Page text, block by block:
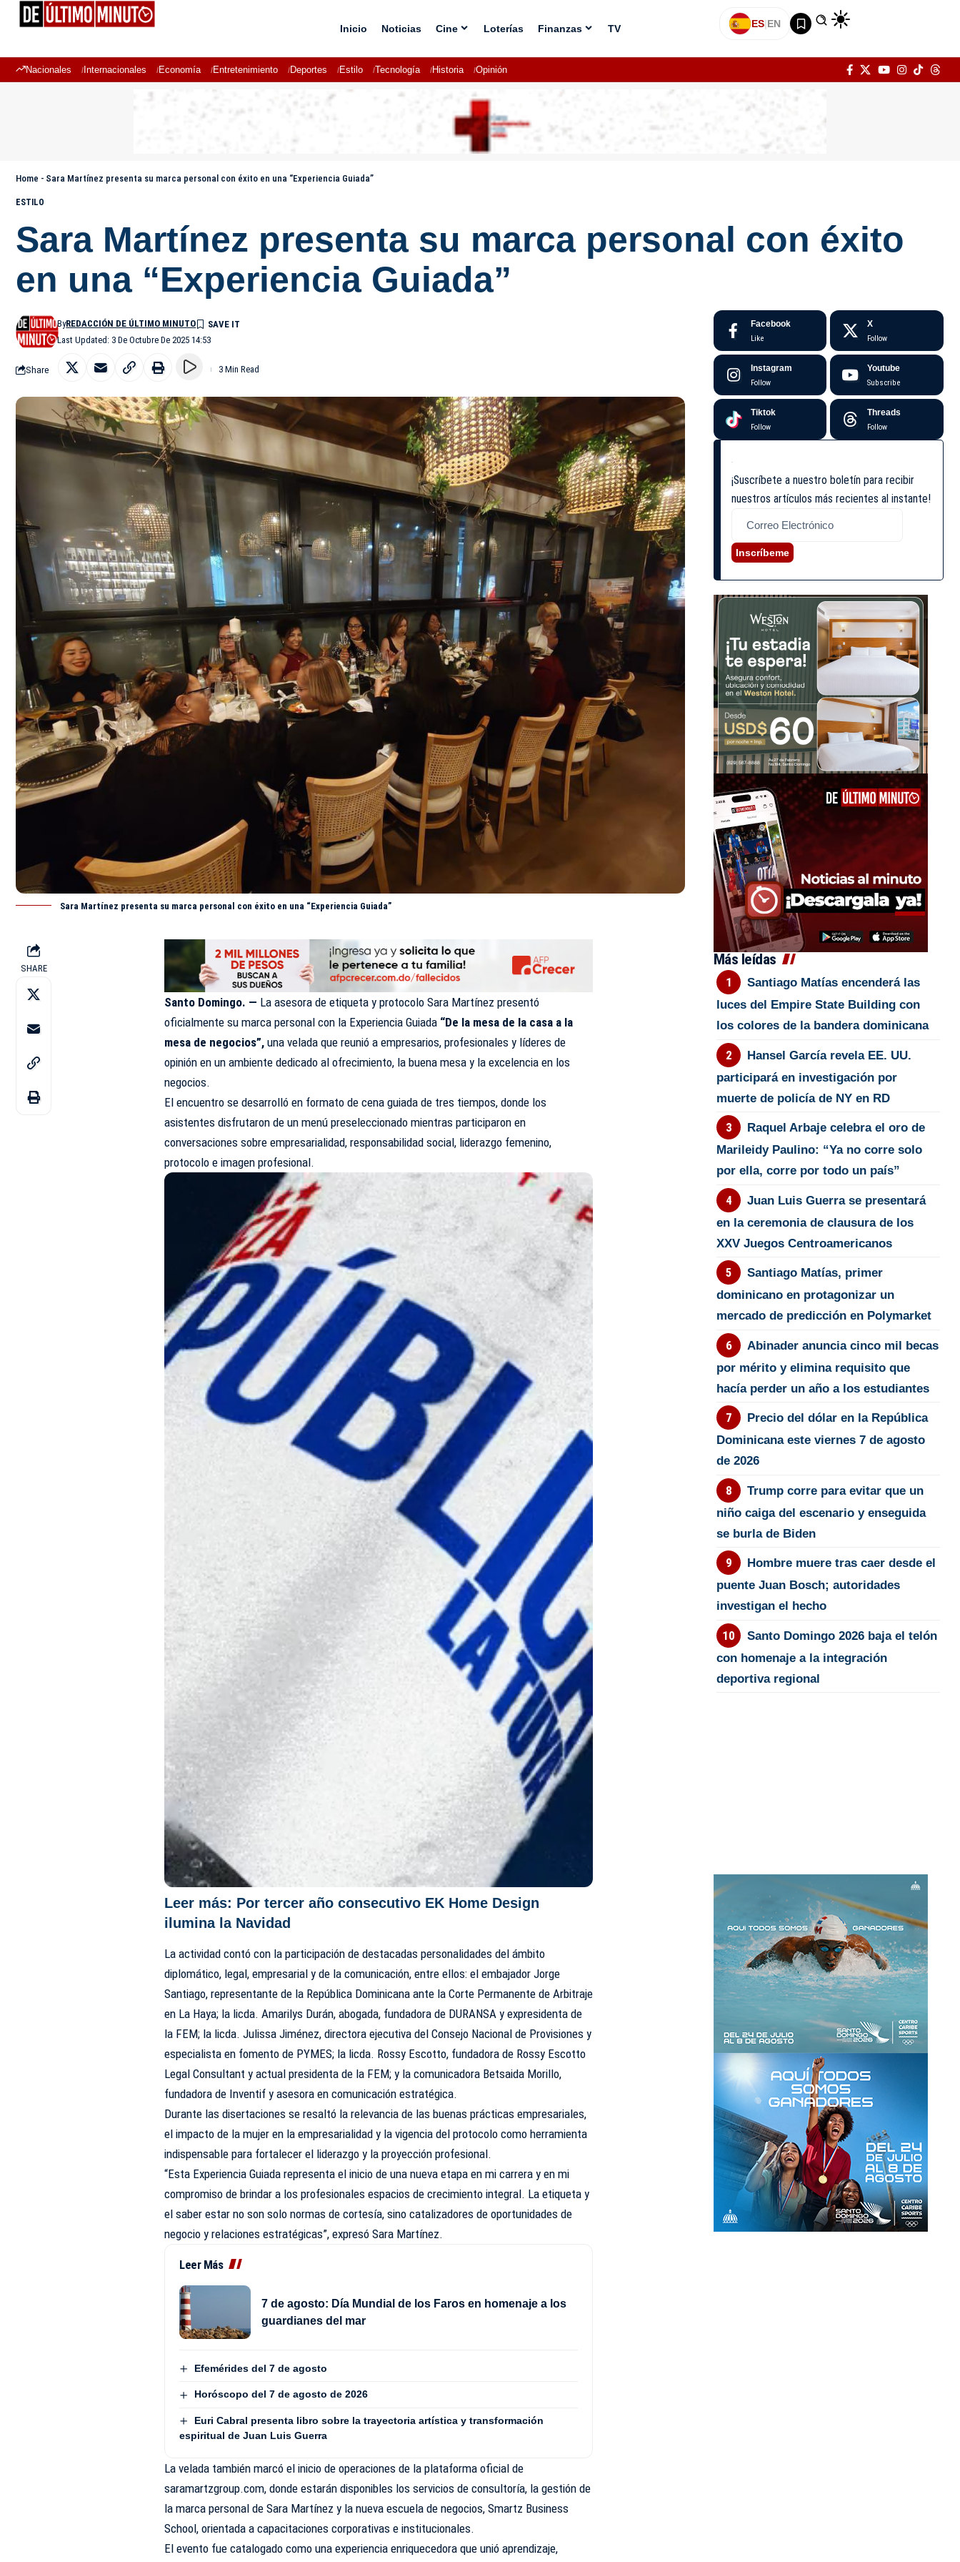
Inicio Noticias Cine Loterías Finanzas TV ES|EN
Nacionales Internacionales Economía Entretenimiento Deportes Estilo Tecnología Historia Opinión
Home - Sara Martínez presenta su marca personal con éxito en una “Experiencia Guiada”
ESTILO
Sara Martínez presenta su marca personal con éxito
en una “Experiencia Guiada”
Last Updated: 3 De Octubre De 2025 14:53
ByREDACCIÓN DE ÚLTIMO MINUTO
Share 3 Min Read
Sara Martínez presenta su marca personal con éxito en una “Experiencia Guiada”
SHARE
Santo Domingo. — La asesora de etiqueta y protocolo Sara Martínez presentó
oficialmente su marca personal con la Experiencia Guiada “De la mesa de la casa a la
mesa de negocios”, una velada que reunió a empresarios, profesionales y líderes de
opinión en un ambiente dedicado al ofrecimiento, la buena mesa y la excelencia en los
negocios.
El encuentro se desarrolló en formato de cena guiada de tres tiempos, donde los
asistentes disfrutaron de un menú preseleccionado mientras participaron en
conversaciones sobre empresarialidad, responsabilidad social, liderazgo femenino,
protocolo e imagen profesional.
Leer más: Por tercer año consecutivo EK Home Design
ilumina la Navidad
La actividad contó con la participación de destacadas personalidades del ámbito
diplomático, legal, empresarial y de la comunicación, entre ellos: el embajador Jorge
Santiago, representante de la República Dominicana ante la Corte Permanente de Arbitraje
en La Haya; la licda. Amarilys Durán, abogada, fundadora de DURANSA y expresidenta de
la FEM; la licda. Julissa Jiménez, directora ejecutiva del Consejo Nacional de Provisiones y
especialista en fomento de PYMES; la licda. Rossy Escotto, fundadora de Rossy Escotto
Legal Consultant y actual presidenta de la FEM; y la comunicadora Betsaida Morillo,
fundadora de Inventif y asesora en comunicación estratégica.
Durante las disertaciones se resaltó la relevancia de las buenas prácticas empresariales,
el impacto de la mujer en la empresarialidad y la vigencia del protocolo como herramienta
indispensable para fortalecer el liderazgo y la proyección profesional.
“Esta Experiencia Guiada representa el inicio de una nueva etapa en mi carrera y en mi
compromiso de brindar a los profesionales espacios de crecimiento integral. La etiqueta y
el saber estar no son solo normas de cortesía, sino catalizadores de oportunidades de
negocio y relaciones estratégicas”, expresó Sara Martínez.
Leer Más
7 de agosto: Día Mundial de los Faros en homenaje a los
guardianes del mar
Efemérides del 7 de agosto
Horóscopo del 7 de agosto de 2026
Euri Cabral presenta libro sobre la trayectoria artística y transformación
espiritual de Juan Luis Guerra
La velada también marcó el inicio de operaciones de la plataforma oficial de
saramartzgroup.com, donde estarán disponibles los servicios de consultoría, la gestión de
la marca personal de Sara Martínez y la nueva escuela de negocios, Smartz Business
School, orientada a capacitaciones corporativas e institucionales.
El evento fue catalogado como una experiencia enriquecedora que unió aprendizaje,
Facebook
Like
X
Follow
Instagram
Follow
Youtube
Subscribe
Tiktok
Follow
Threads
Follow
¡Suscríbete a nuestro boletín para recibir
nuestros artículos más recientes al instante!
Inscríbeme
Más leídas
Santiago Matías encenderá las
luces del Empire State Building con
los colores de la bandera dominicana
Hansel García revela EE. UU.
participará en investigación por
muerte de policía de NY en RD
Raquel Arbaje celebra el oro de
Marileidy Paulino: “Ya no corre solo
por ella, corre por todo un país”
Juan Luis Guerra se presentará
en la ceremonia de clausura de los
XXV Juegos Centroamericanos
Santiago Matías, primer
dominicano en protagonizar un
mercado de predicción en Polymarket
Abinader anuncia cinco mil becas
por mérito y elimina requisito que
hacía perder un año a los estudiantes
Precio del dólar en la República
Dominicana este viernes 7 de agosto
de 2026
Trump corre para evitar que un
niño caiga del escenario y enseguida
se burla de Biden
Hombre muere tras caer desde el
puente Juan Bosch; autoridades
investigan el hecho
Santo Domingo 2026 baja el telón
con homenaje a la integración
deportiva regional